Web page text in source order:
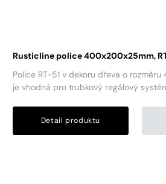
Rusticline police 400x200x25mm,
Police RT-51 v dekoru dřeva o
je vhodná pro trubkový regálový
Detail produktu